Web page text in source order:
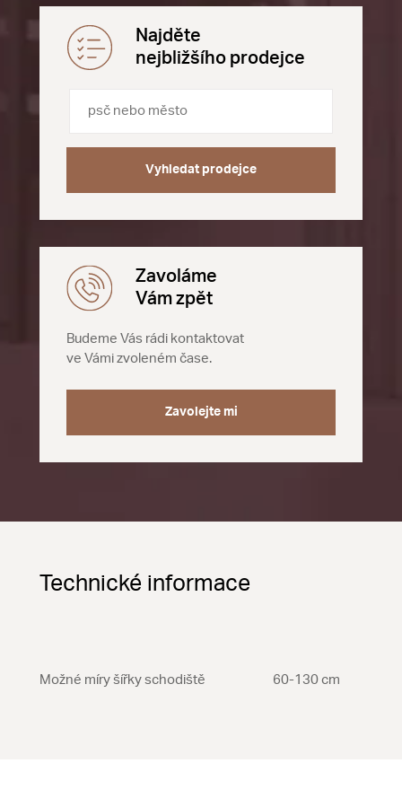
Najděte
nejbližšího prodejce
Vyhledat prodejce
Zavoláme
Vám zpět
Budeme Vás rádi kontaktovat
ve Vámi zvoleném čase.
Zavolejte mi
Technické informace
Možné míry šířky schodiště 60-130 cm